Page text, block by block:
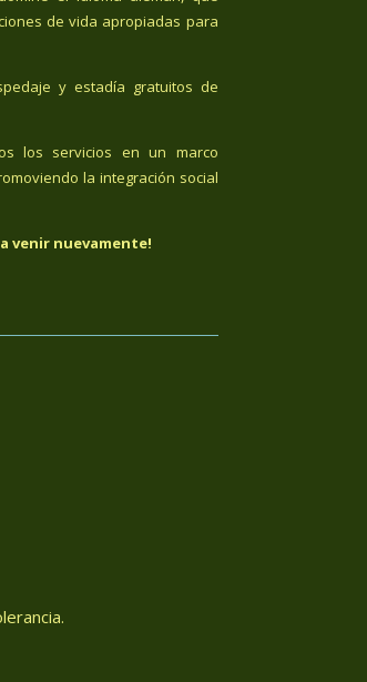
de vida apropiadas para
y estadía gratuitos de
los servicios en un marco
la integración social
venir nuevamente!